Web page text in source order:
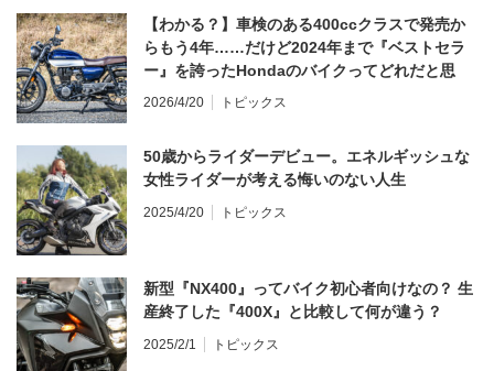
【わかる？】車検のある400ccクラスで発売か
らもう4年……だけど2024年まで『ベストセラ
ー』を誇ったHondaのバイクってどれだと思
う？
2026/4/20 トピックス
50歳からライダーデビュー。エネルギッシュな
女性ライダーが考える悔いのない人生
2025/4/20 トピックス
新型『NX400』ってバイク初心者向けなの？ 生
産終了した『400X』と比較して何が違う？
2025/2/1 トピックス